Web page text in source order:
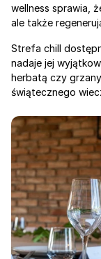
wellness sprawia,
ale także
Strefa chill
nadaje jej
herbatą czy
świątecznego